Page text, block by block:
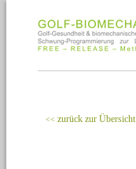
<< zurück zur Übersicht